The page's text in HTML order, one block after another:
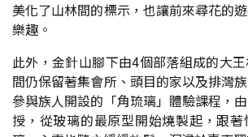
美化了山林間的標示，也讓前來尋花的
樂趣。
此外，金針山腳下由4個部落組成的大
間仍保留著集會所、頭目的家以及排灣
參與族人開設的「角琉璃」體驗課程，
授，從玻璃的最原型開始燒製起，跟